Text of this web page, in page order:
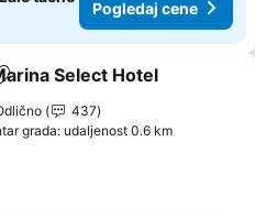
Pogledaj cene
u favorite
Select Hotel
437
grada: udaljenost 0.6 km